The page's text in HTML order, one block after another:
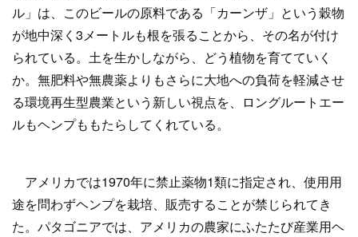
ル」は、このビールの原料である「カーンザ」という穀物
が地中深く3メートルも根を張ることから、その名が付け
られている。土を生かしながら、どう植物を育てていく
か。無肥料や無農薬よりもさらに大地への負荷を軽減させ
る環境再生型農業という新しい視点を、ロングルートエー
ルもヘンプももたらしてくれている。
アメリカでは1970年に禁止薬物1類に指定され、使用用
途を問わずヘンプを栽培、販売することが禁じられてき
た。パタゴニアでは、アメリカの農家にふたたび産業用ヘ